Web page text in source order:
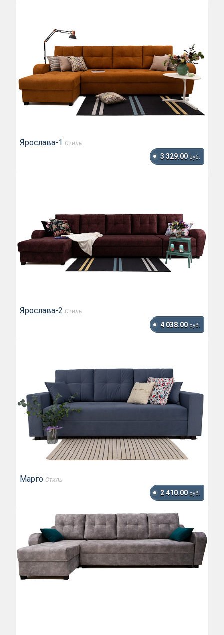
Ярослава-1 Стиль
3 329.00 руб.
Ярослава-2 Стиль
4 038.00 руб.
Марго Стиль
2 410.00 руб.